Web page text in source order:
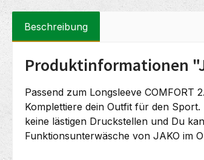
Beschreibung
Produktinformationen
Passend zum Longsleeve COMFORT
Komplettiere dein Outfit für den
keine lästigen Druckstellen und Du
Funktionsunterwäsche von JAKO im